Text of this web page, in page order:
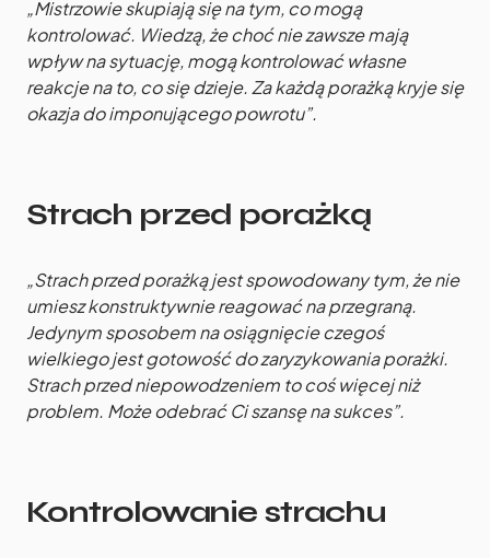
„Mistrzowie skupiają się na tym, co mogą
kontrolować. Wiedzą, że choć nie zawsze mają
wpływ na sytuację, mogą kontrolować własne
reakcje na to, co się dzieje. Za każdą porażką kryje się
okazja do imponującego powrotu”.
Strach przed porażką
„Strach przed porażką jest spowodowany tym, że nie
umiesz konstruktywnie reagować na przegraną.
Jedynym sposobem na osiągnięcie czegoś
wielkiego jest gotowość do zaryzykowania porażki.
Strach przed niepowodzeniem to coś więcej niż
problem. Może odebrać Ci szansę na sukces”.
Kontrolowanie strachu